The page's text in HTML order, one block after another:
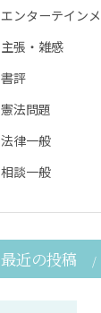
エンターテイン
主張・雑感
書評
憲法問題
法律一般
相談一般
最近の投稿